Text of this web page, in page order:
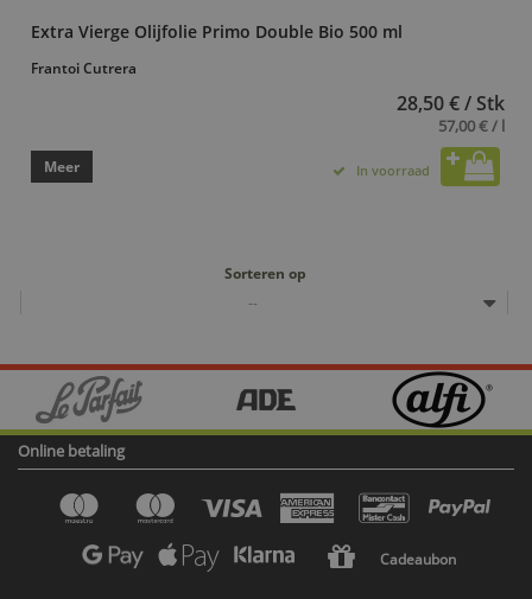
Extra Vierge Olijfolie Primo Double Bio 500 ml
Frantoi Cutrera
28,50 € / Stk
57,00 € / l
Meer In voorraad
Sorteren op
--
Online betaling
Cadeaubon